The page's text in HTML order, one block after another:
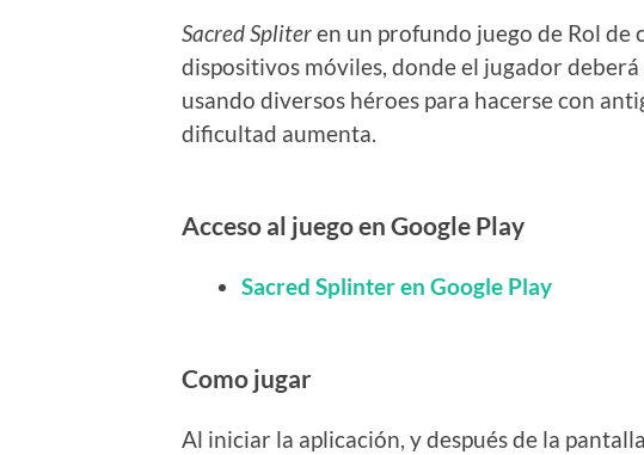
Sacred Spliteren un profundo juego de Rol de
dispositivos móviles, donde el jugador
usando diversos héroes para hacerse con
dificultad aumenta.
Acceso al juego en Google Play
Sacred Splinter en Google Play
Como jugar
Al iniciar la aplicación, y después de la